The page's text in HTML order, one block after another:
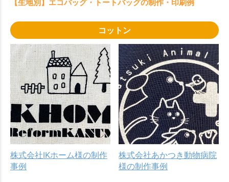
【生地別】エコバッグ・トートバッグの制作・印刷例
コットン
株式会社IKホーム様の制作
事例
株式会社あかつき動物病院
様の制作事例